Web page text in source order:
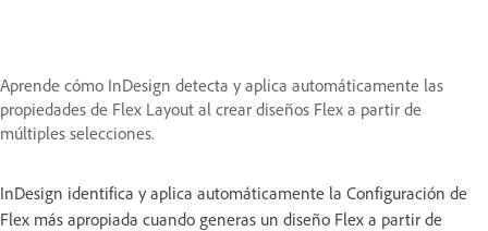
Aprende cómo InDesign detecta y aplica automáticamente las
propiedades de Flex Layout al crear diseños Flex a partir de
múltiples selecciones.
InDesign identifica y aplica automáticamente la Configuración de
Flex más apropiada cuando generas un diseño Flex a partir de